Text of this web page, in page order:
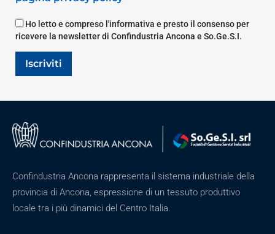
Ho letto e compreso l'informativa e presto il consenso per
ricevere la newsletter di Confindustria Ancona e So.Ge.S.I.
Iscriviti
Confindustria Ancona rappresenta il sistema industriale della
provincia di Ancona, espressione di un tessuto produttivo
locale tra i più dinamici del Centro Italia.